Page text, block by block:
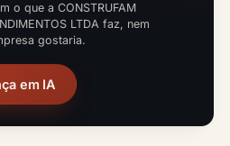
o que a CONSTRUFAM
LTDA faz, nem
gostaria.
em IA